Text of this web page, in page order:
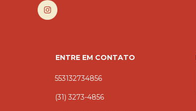
ENTRE EM CONTATO
553132734856
(31) 3273-4856